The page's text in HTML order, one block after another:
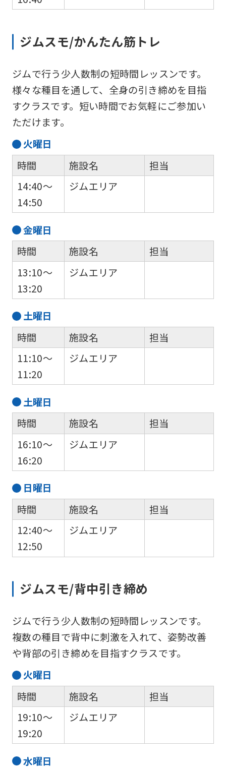
ジムスモ/かんたん筋トレ
ジムで行う少人数制の短時間レッスンです。
様々な種目を通して、全身の引き締めを目指
すクラスです。短い時間でお気軽にご参加い
ただけます。
火曜日
時間
14:40～
14:50
施設名
ジムエリア
担当
金曜日
時間
13:10～
13:20
施設名
ジムエリア
担当
土曜日
時間
11:10～
11:20
施設名
ジムエリア
担当
土曜日
時間
16:10～
16:20
施設名
ジムエリア
担当
日曜日
時間
12:40～
12:50
施設名
ジムエリア
担当
ジムスモ/背中引き締め
ジムで行う少人数制の短時間レッスンです。
複数の種目で背中に刺激を入れて、姿勢改善
や背部の引き締めを目指すクラスです。
火曜日
時間
19:10～
19:20
施設名
ジムエリア
担当
水曜日
For
foreigners
official
is
translated
into
English.
link
(start
return
the
top
page.
you
an